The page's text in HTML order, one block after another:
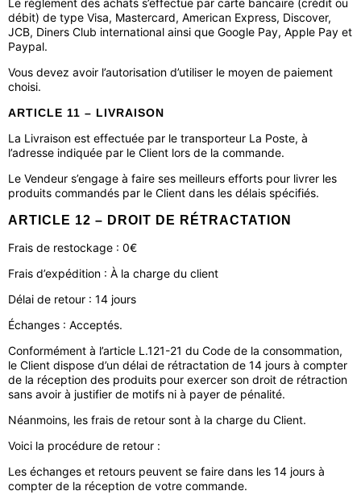
Le règlement des achats s’effectue par carte bancaire (crédit ou
débit) de type Visa, Mastercard, American Express, Discover,
JCB, Diners Club international ainsi que Google Pay, Apple Pay et
Paypal.
Vous devez avoir l’autorisation d’utiliser le moyen de paiement
choisi.
ARTICLE 11 – LIVRAISON
La Livraison est effectuée par le transporteur La Poste, à
l’adresse indiquée par le Client lors de la commande.
Le Vendeur s’engage à faire ses meilleurs efforts pour livrer les
produits commandés par le Client dans les délais spécifiés.
ARTICLE 12 – DROIT DE RÉTRACTATION
Frais de restockage : 0€
Frais d’expédition : À la charge du client
Délai de retour : 14 jours
Échanges : Acceptés.
Conformément à l’article L.121-21 du Code de la consommation,
le Client dispose d’un délai de rétractation de 14 jours à compter
de la réception des produits pour exercer son droit de rétraction
sans avoir à justifier de motifs ni à payer de pénalité.
Néanmoins, les frais de retour sont à la charge du Client.
Voici la procédure de retour :
Les échanges et retours peuvent se faire dans les 14 jours à
compter de la réception de votre commande.